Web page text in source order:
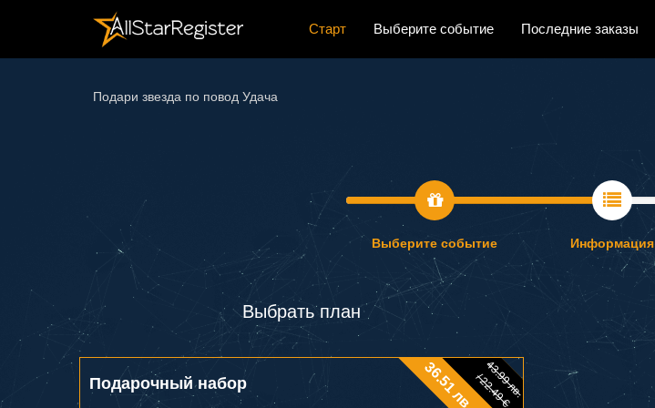
Старт Выберите событие Последние заказы
Подари звезда по повод Удача
Выберите событие Информация
Выбрать план
Подарочный набор 43.99 лв.
/ 22.49 €